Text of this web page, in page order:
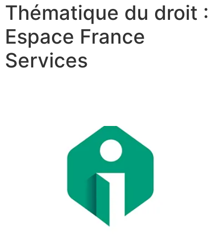
Thématique du droit :
Espace France
Services